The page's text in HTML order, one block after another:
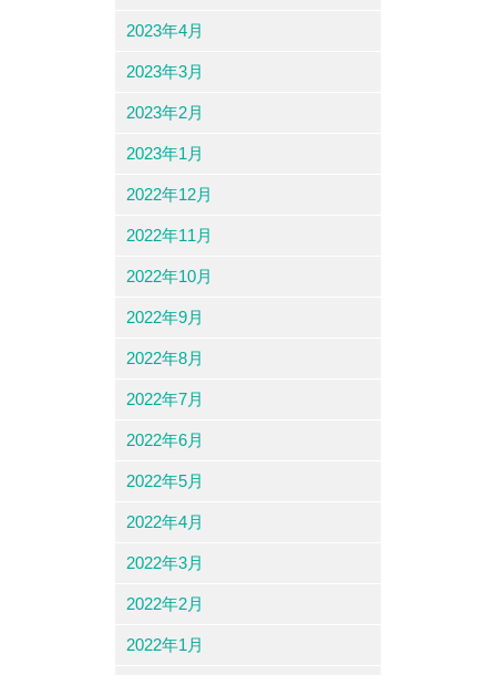
2023年4月
2023年3月
2023年2月
2023年1月
2022年12月
2022年11月
2022年10月
2022年9月
2022年8月
2022年7月
2022年6月
2022年5月
2022年4月
2022年3月
2022年2月
2022年1月